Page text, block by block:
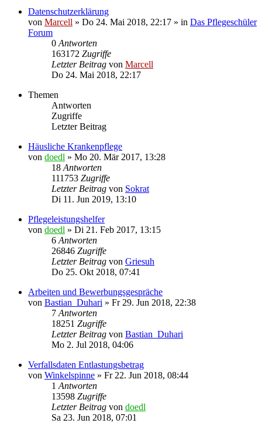
Datenschutzerklärung
von Marcell » Do 24. Mai 2018, 22:17 » in Das Pflegeschüler
Forum
0 Antworten
163172 Zugriffe
Letzter Beitrag von Marcell
Do 24. Mai 2018, 22:17
Themen
Antworten
Zugriffe
Letzter Beitrag
Häusliche Krankenpflege
von doedl » Mo 20. Mär 2017, 13:28
18 Antworten
111753 Zugriffe
Letzter Beitrag von Sokrat
Di 11. Jun 2019, 13:10
Pflegeleistungshelfer
von doedl » Di 21. Feb 2017, 13:15
6 Antworten
26846 Zugriffe
Letzter Beitrag von Griesuh
Do 25. Okt 2018, 07:41
Arbeiten und Bewerbungsgespräche
von Bastian_Duhari » Fr 29. Jun 2018, 22:38
7 Antworten
18251 Zugriffe
Letzter Beitrag von Bastian_Duhari
Mo 2. Jul 2018, 04:06
Verfallsdaten Entlastungsbetrag
von Winkelspinne » Fr 22. Jun 2018, 08:44
1 Antworten
13598 Zugriffe
Letzter Beitrag von doedl
Sa 23. Jun 2018, 07:01